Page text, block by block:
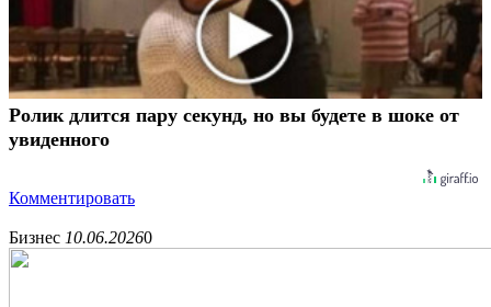
Ролик длится пару секунд, но вы будете в шоке от
увиденного
Комментировать
Бизнес 10.06.20260